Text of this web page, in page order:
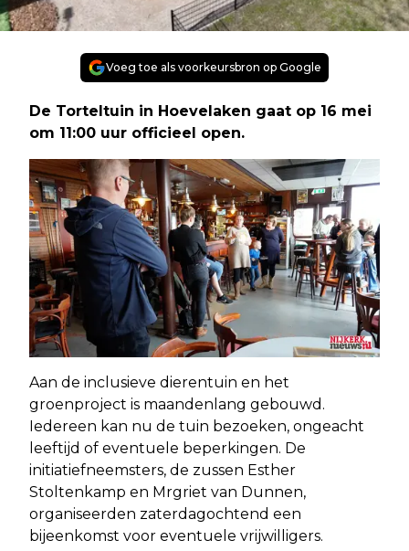
Voeg toe als voorkeursbron op Google
De Torteltuin in Hoevelaken gaat op 16 mei
om 11:00 uur officieel open.
Aan de inclusieve dierentuin en het
groenproject is maandenlang gebouwd.
Iedereen kan nu de tuin bezoeken, ongeacht
leeftijd of eventuele beperkingen. De
initiatiefneemsters, de zussen Esther
Stoltenkamp en Mrgriet van Dunnen,
organiseerden zaterdagochtend een
bijeenkomst voor eventuele vrijwilligers.